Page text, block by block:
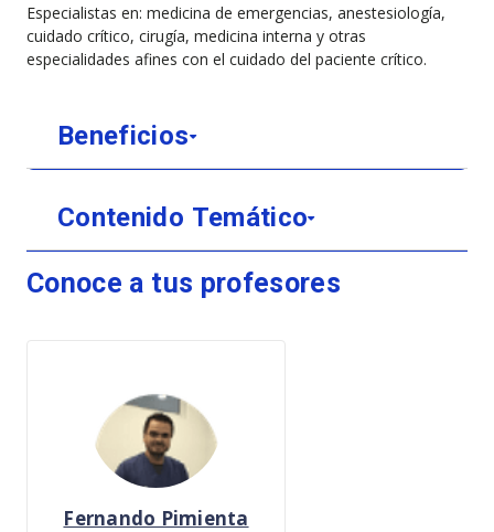
Especialistas en: medicina de emergencias, anestesiología,
cuidado crítico, cirugía, medicina interna y otras
especialidades afines con el cuidado del paciente crítico.
Beneficios
Contenido Temático
Conoce a tus profesores
Fernando Pimienta